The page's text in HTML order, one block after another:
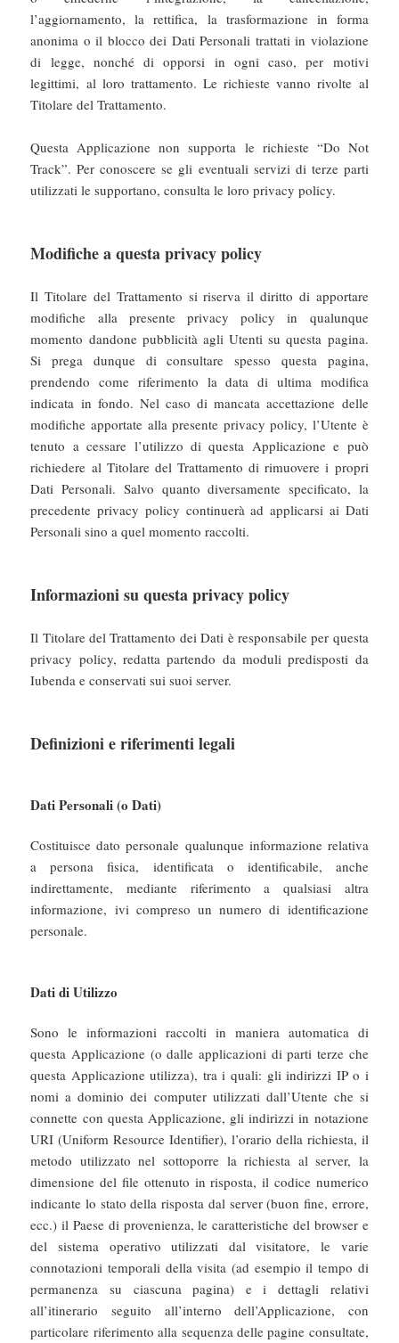
l’aggiornamento, la rettifica, la trasformazione in forma
anonima o il blocco dei Dati Personali trattati in violazione
di legge, nonché di opporsi in ogni caso, per motivi
legittimi, al loro trattamento. Le richieste vanno rivolte al
Titolare del Trattamento.
Questa Applicazione non supporta le richieste “Do Not
Track”. Per conoscere se gli eventuali servizi di terze parti
utilizzati le supportano, consulta le loro privacy policy.
Modifiche a questa privacy policy
Il Titolare del Trattamento si riserva il diritto di apportare
modifiche alla presente privacy policy in qualunque
momento dandone pubblicità agli Utenti su questa pagina.
Si prega dunque di consultare spesso questa pagina,
prendendo come riferimento la data di ultima modifica
indicata in fondo. Nel caso di mancata accettazione delle
modifiche apportate alla presente privacy policy, l’Utente è
tenuto a cessare l’utilizzo di questa Applicazione e può
richiedere al Titolare del Trattamento di rimuovere i propri
Dati Personali. Salvo quanto diversamente specificato, la
precedente privacy policy continuerà ad applicarsi ai Dati
Personali sino a quel momento raccolti.
Informazioni su questa privacy policy
Il Titolare del Trattamento dei Dati è responsabile per questa
privacy policy, redatta partendo da moduli predisposti da
Iubenda e conservati sui suoi server.
Definizioni e riferimenti legali
Dati Personali (o Dati)
Costituisce dato personale qualunque informazione relativa
a persona fisica, identificata o identificabile, anche
indirettamente, mediante riferimento a qualsiasi altra
informazione, ivi compreso un numero di identificazione
personale.
Dati di Utilizzo
Sono le informazioni raccolti in maniera automatica di
questa Applicazione (o dalle applicazioni di parti terze che
questa Applicazione utilizza), tra i quali: gli indirizzi IP o i
nomi a dominio dei computer utilizzati dall’Utente che si
connette con questa Applicazione, gli indirizzi in notazione
URI (Uniform Resource Identifier), l’orario della richiesta, il
metodo utilizzato nel sottoporre la richiesta al server, la
dimensione del file ottenuto in risposta, il codice numerico
indicante lo stato della risposta dal server (buon fine, errore,
ecc.) il Paese di provenienza, le caratteristiche del browser e
del sistema operativo utilizzati dal visitatore, le varie
connotazioni temporali della visita (ad esempio il tempo di
permanenza su ciascuna pagina) e i dettagli relativi
all’itinerario seguito all’interno dell’Applicazione, con
particolare riferimento alla sequenza delle pagine consultate,